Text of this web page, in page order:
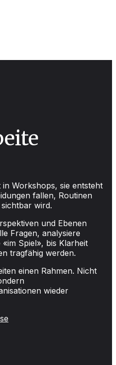
Workshops, sie entsteht
fallen, Routinen
wird.
und Ebenen
Fragen, analysiere
Spiel», bis Klarheit
tragfähig werden.
einen Rahmen. Nicht
wieder